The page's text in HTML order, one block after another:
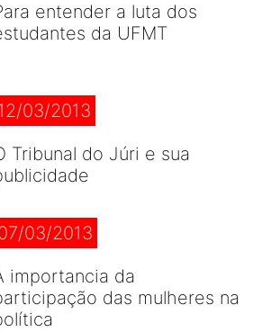
entender a luta dos
da UFMT
03/2013
Tribunal do Júri e sua
03/2013
importancia da
das mulheres na